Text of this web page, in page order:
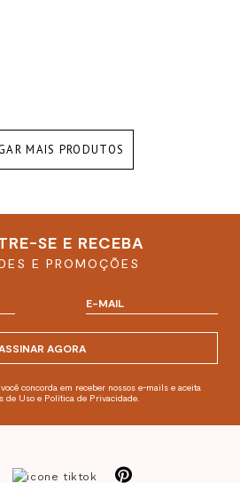
MAIS PRODUTOS
SE E RECEBA
E PROMOÇÕES
AGORA
concorda em receber nossos e-mails e aceita
de Uso e Política de Privacidade.